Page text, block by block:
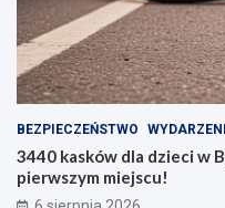
BEZPIECZEŃSTWO
3440 kasków dla dzieci w
pierwszym miejscu!